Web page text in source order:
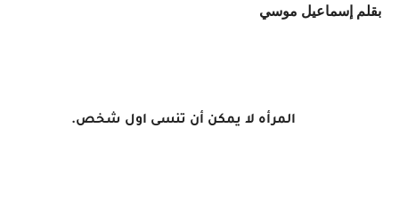
بقلم إسماعيل موسي
المرأه لا يمكن أن تنسى اول شخص.